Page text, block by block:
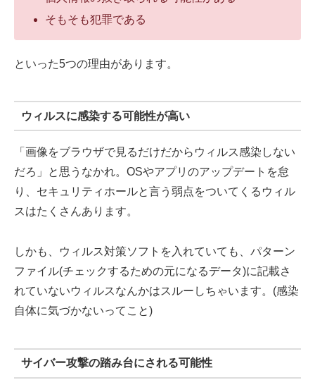
そもそも犯罪である
といった5つの理由があります。
ウィルスに感染する可能性が高い
「画像をブラウザで見るだけだからウィルス感染しない
だろ」と思うなかれ。OSやアプリのアップデートを怠
り、セキュリティホールと言う弱点をついてくるウィル
スはたくさんあります。
しかも、ウィルス対策ソフトを入れていても、パターン
ファイル(チェックするための元になるデータ)に記載さ
れていないウィルスなんかはスルーしちゃいます。(感染
自体に気づかないってこと)
サイバー攻撃の踏み台にされる可能性